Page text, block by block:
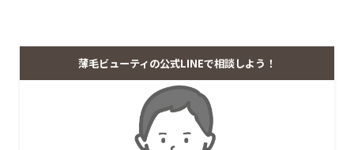
薄毛ビューティの公式LINEで相談しよう！